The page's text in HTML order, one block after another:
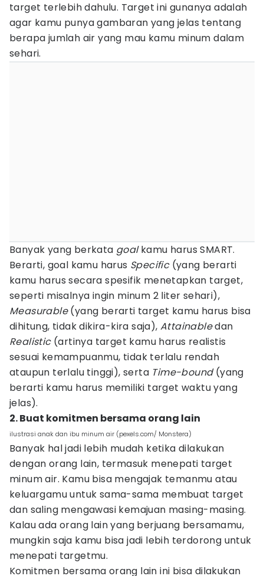
target terlebih dahulu. Target ini gunanya adalah
agar kamu punya gambaran yang jelas tentang
berapa jumlah air yang mau kamu minum dalam
sehari.
Banyak yang berkata goalkamu harus SMART.
Berarti, goal kamu harus Specific(yang berarti
kamu harus secara spesifik menetapkan target,
seperti misalnya ingin minum 2 liter sehari),
Measurable(yang berarti target kamu harus bisa
dihitung, tidak dikira-kira saja), Attainabledan
Realistic(artinya target kamu harus realistis
sesuai kemampuanmu, tidak terlalu rendah
ataupun terlalu tinggi), serta Time-bound(yang
berarti kamu harus memiliki target waktu yang
jelas).
2. Buat komitmen bersama orang lain
ilustrasi anak dan ibu minum air (pexels.com/ Monstera)
Banyak hal jadi lebih mudah ketika dilakukan
dengan orang lain, termasuk menepati target
minum air. Kamu bisa mengajak temanmu atau
keluargamu untuk sama-sama membuat target
dan saling mengawasi kemajuan masing-masing.
Kalau ada orang lain yang berjuang bersamamu,
mungkin saja kamu bisa jadi lebih terdorong untuk
menepati targetmu.
Komitmen bersama orang lain ini bisa dilakukan